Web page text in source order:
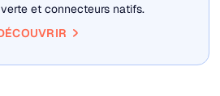
et connecteurs natifs.